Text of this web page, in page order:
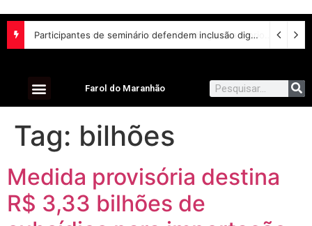
Participantes de seminário defendem inclusão digital e escuta das comunidades para reurbanização de favelas
Farol do Maranhão
Tag: bilhões
Medida provisória destina
R$ 3,33 bilhões de